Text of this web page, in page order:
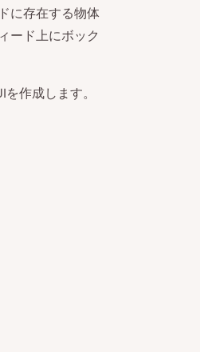
に存在する物体
ード上にボック
作成します。